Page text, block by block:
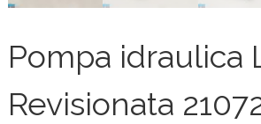
Pompa idraulica
Revisionata